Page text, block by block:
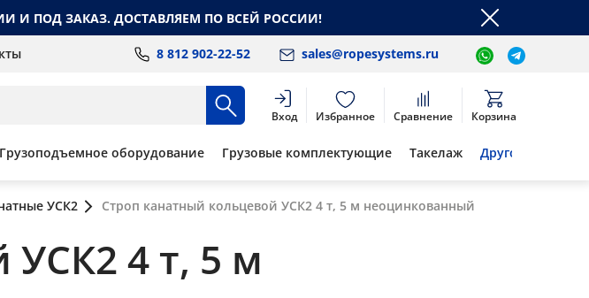
И ПОД ЗАКАЗ. ДОСТАВЛЯЕМ ПО ВСЕЙ РОССИИ!
8 812 902-22-52 sales@ropesystems.ru
Вход Избранное Сравнение Корзина
Грузоподъемное оборудование Грузовые комплектующие Такелаж Другое
УСК2 Строп канатный кольцевой УСК2 4 т, 5 м неоцинкованный
4 т, 5 м